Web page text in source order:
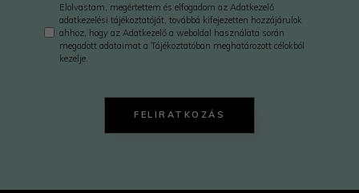
Elolvastam, megértettem és elfogadom az Adatkezelő
adatkezelési tájékoztatóját, továbbá kifejezetten hozzájárulok
ahhoz, hogy az Adatkezelő a weboldal használata során
megadott adataimat a Tájékoztatóban meghatározott célokból
kezelje.
FELIRATKOZÁS